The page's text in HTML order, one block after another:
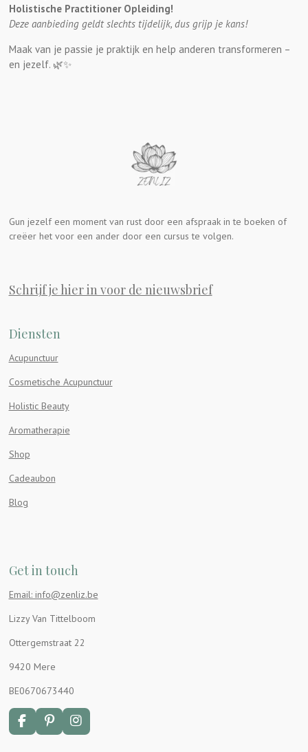
Holistische Practitioner Opleiding!
Deze aanbieding geldt slechts tijdelijk, dus grijp je kans!
Maak van je passie je praktijk en help anderen transformeren –
en jezelf. 🌿✨
Gun jezelf een moment van rust door een afspraak in te boeken of
creëer het voor een ander door een cursus te volgen.
Schrijf je hier in voor de nieuwsbrief
Diensten
Acupunctuur
Cosmetische Acupunctuur
Holistic Beauty
Aromatherapie
Shop
Cadeaubon
Blog
Get in touch
Email: info@zenliz.be
Lizzy Van Tittelboom
Ottergemstraat 22
9420 Mere
BE0670673440
F
a
P
i
I
n